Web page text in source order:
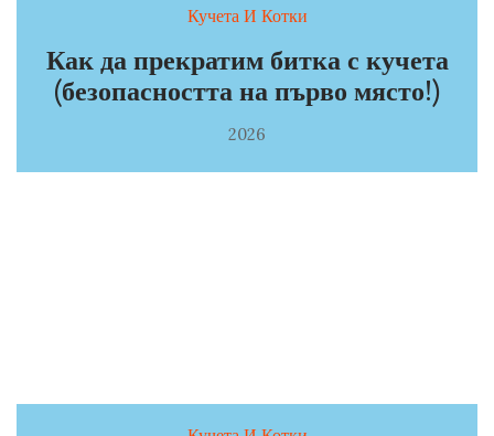
Кучета И Котки
Как да прекратим битка с кучета
(безопасността на първо място!)
2026